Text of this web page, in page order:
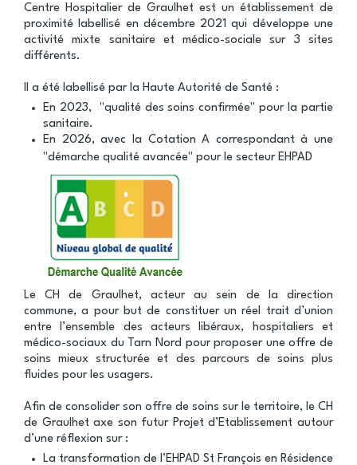
Centre Hospitalier de Graulhet est un établissement de
proximité labellisé en décembre 2021 qui développe une
activité mixte sanitaire et médico-sociale sur 3 sites
différents.
Il a été labellisé par la Haute Autorité de Santé :
En 2023, "qualité des soins confirmée" pour la partie
sanitaire.
En 2026, avec la Cotation A correspondant à une
"démarche qualité avancée" pour le secteur EHPAD
Le CH de Graulhet, acteur au sein de la direction
commune, a pour but de constituer un réel trait d’union
entre l’ensemble des acteurs libéraux, hospitaliers et
médico-sociaux du Tarn Nord pour proposer une offre de
soins mieux structurée et des parcours de soins plus
fluides pour les usagers.
Afin de consolider son offre de soins sur le territoire, le CH
de Graulhet axe son futur Projet d’Etablissement autour
d’une réflexion sur :
La transformation de l’EHPAD St François en Résidence